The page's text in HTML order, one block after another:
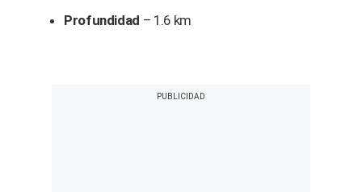
Profundidad – 1.6 km